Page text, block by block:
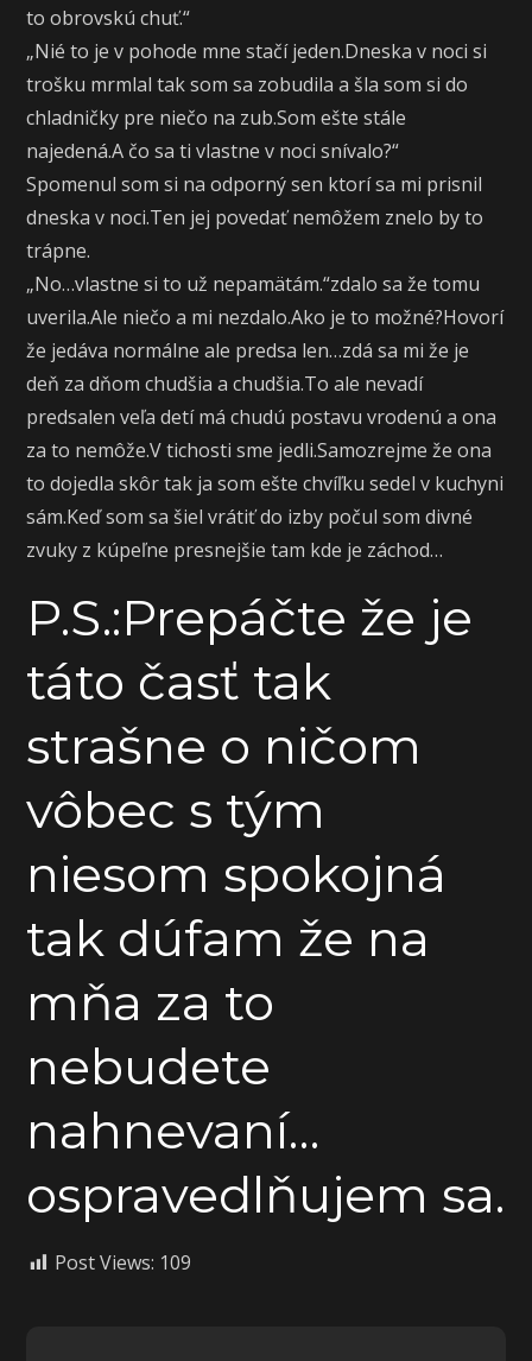
to obrovskú chuť.“
„Nié to je v pohode mne stačí jeden.Dneska v noci si
trošku mrmlal tak som sa zobudila a šla som si do
chladničky pre niečo na zub.Som ešte stále
najedená.A čo sa ti vlastne v noci snívalo?“
Spomenul som si na odporný sen ktorí sa mi prisnil
dneska v noci.Ten jej povedať nemôžem znelo by to
trápne.
„No…vlastne si to už nepamätám.“zdalo sa že tomu
uverila.Ale niečo a mi nezdalo.Ako je to možné?Hovorí
že jedáva normálne ale predsa len…zdá sa mi že je
deň za dňom chudšia a chudšia.To ale nevadí
predsalen veľa detí má chudú postavu vrodenú a ona
za to nemôže.V tichosti sme jedli.Samozrejme že ona
to dojedla skôr tak ja som ešte chvíľku sedel v kuchyni
sám.Keď som sa šiel vrátiť do izby počul som divné
zvuky z kúpeľne presnejšie tam kde je záchod…
P.S.:Prepáčte že je
táto časť tak
strašne o ničom
vôbec s tým
niesom spokojná
tak dúfam že na
mňa za to
nebudete
nahnevaní…
ospravedlňujem sa.
Post Views: 109